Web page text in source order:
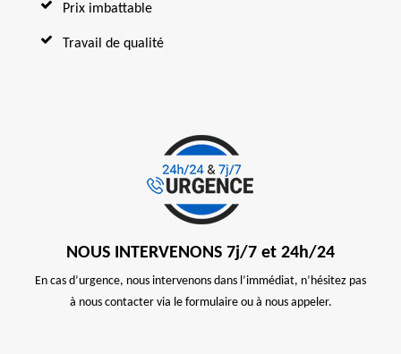
Prix imbattable
Travail de qualité
NOUS INTERVENONS 7j/7 et 24h/24
En cas d’urgence, nous intervenons dans l’immédiat, n’hésitez pas
à nous contacter via le formulaire ou à nous appeler.